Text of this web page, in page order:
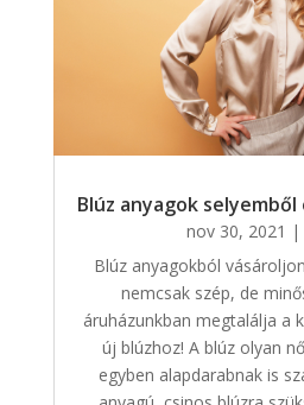
Blúz anyagok selyemből
nov 30, 2021 |
Blúz anyagokból
nemcsak szép, de
áruházunkban megtalálja a
új blúzhoz! A blúz olyan
egyben alapdarabnak is